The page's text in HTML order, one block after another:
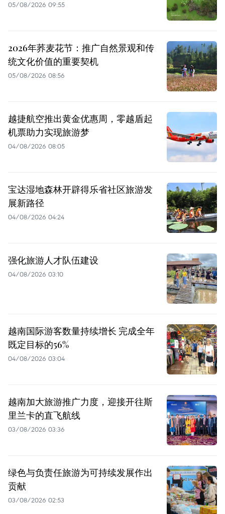
05/08/2026 09:55
2026年荞麦花节：推广自然景观和传
统文化价值的重要契机
05/08/2026 08:56
越捷航空推出黄金优惠周，零越盾起
机票助力实现旅游梦
04/08/2026 08:05
宝达湿地森林开辟得乐省社区旅游发
展新路径
04/08/2026 04:24
强化旅游人才队伍建设
04/08/2026 03:10
越南国际游客数量持续增长 完成全年
既定目标的56%
04/08/2026 03:04
越南加大旅游推广力度，迎接开往斯
里兰卡的直飞航线
03/08/2026 03:36
绿色与负责任旅游为可持续发展作出
贡献
03/08/2026 02:53